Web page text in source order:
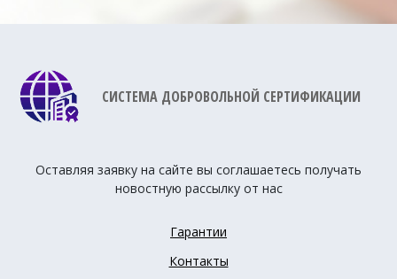
СИСТЕМА ДОБРОВОЛЬНОЙ СЕРТИФИКАЦИИ
Оставляя заявку на сайте вы соглашаетесь получать
новостную рассылку от нас
Гарантии
Контакты